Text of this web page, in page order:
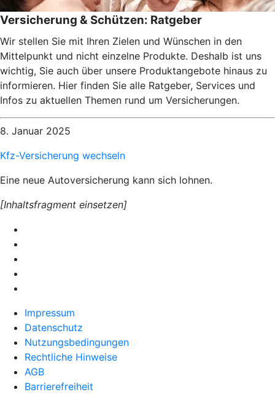
Versicherung & Schützen: Ratgeber
Wir stellen Sie mit Ihren Zielen und Wünschen in den
Mittelpunkt und nicht einzelne Produkte. Deshalb ist uns
wichtig, Sie auch über unsere Produktangebote hinaus zu
informieren. Hier finden Sie alle Ratgeber, Services und
Infos zu aktuellen Themen rund um Versicherungen.
8. Januar 2025
Kfz-Versicherung wechseln
Eine neue Autoversicherung kann sich lohnen.
[Inhaltsfragment einsetzen]
Impressum
Datenschutz
Nutzungsbedingungen
Rechtliche Hinweise
AGB
Barrierefreiheit